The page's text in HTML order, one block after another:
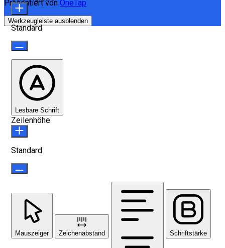
Präsentiert von OneTap
Werkzeugleiste ausblenden
Standard
Lesbare Schrift
Zeilenhöhe
Standard
Mauszeiger Zeichenabstand Schriftstärke